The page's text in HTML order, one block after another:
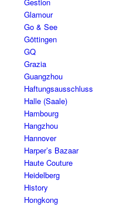
Glamour
Go & See
Göttingen
GQ
Grazia
Guangzhou
Haftungsausschluss
Halle (Saale)
Hambourg
Hangzhou
Hannover
Harper’s Bazaar
Haute Couture
Heidelberg
History
Hongkong